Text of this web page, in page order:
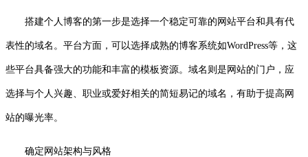
搭建个人博客的第一步是选择一个稳定可靠的网站平台和具有代
表性的域名。平台方面，可以选择成熟的博客系统如WordPress等，这
些平台具备强大的功能和丰富的模板资源。域名则是网站的门户，应
选择与个人兴趣、职业或爱好相关的简短易记的域名，有助于提高网
站的曝光率。
确定网站架构与风格